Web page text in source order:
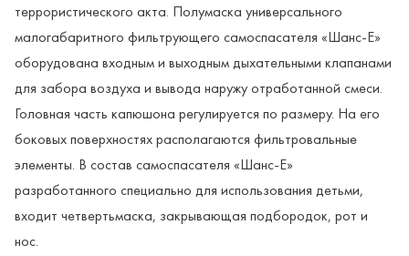
террористического акта. Полумаска универсального
малогабаритного фильтрующего самоспасателя «Шанс-Е»
оборудована входным и выходным дыхательными клапанами
для забора воздуха и вывода наружу отработанной смеси.
Головная часть капюшона регулируется по размеру. На его
боковых поверхностях располагаются фильтровальные
элементы. В состав самоспасателя «Шанс-Е»
разработанного специально для использования детьми,
входит четвертьмаска, закрывающая подбородок, рот и
нос.